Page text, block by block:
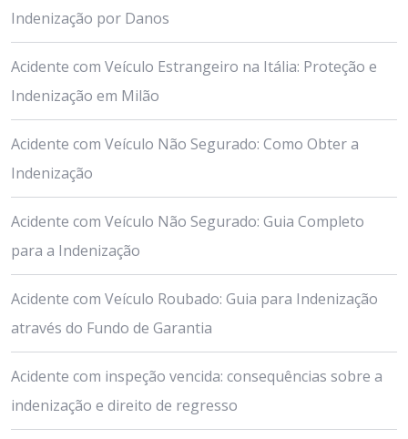
Indenização por Danos
Acidente com Veículo Estrangeiro na Itália: Proteção e
Indenização em Milão
Acidente com Veículo Não Segurado: Como Obter a
Indenização
Acidente com Veículo Não Segurado: Guia Completo
para a Indenização
Acidente com Veículo Roubado: Guia para Indenização
através do Fundo de Garantia
Acidente com inspeção vencida: consequências sobre a
indenização e direito de regresso